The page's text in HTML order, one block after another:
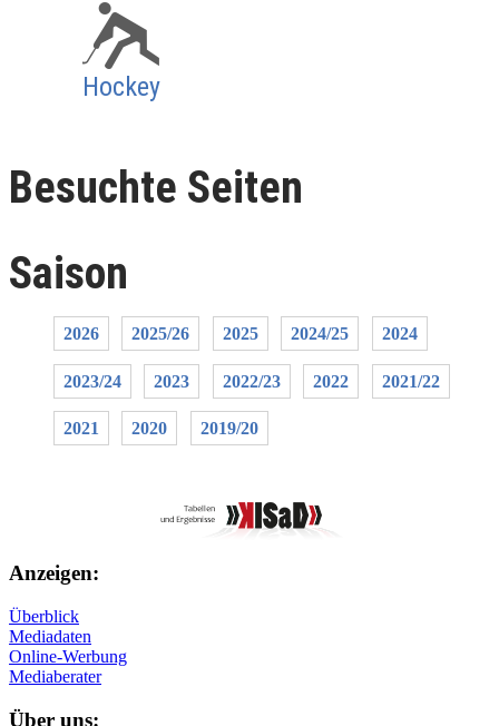
Hockey
Besuchte Seiten
Saison
2026 2025/26 2025 2024/25 2024
2023/24 2023 2022/23 2022 2021/22
2021 2020 2019/20
Anzeigen:
Überblick
Mediadaten
Online-Werbung
Mediaberater
Über uns: